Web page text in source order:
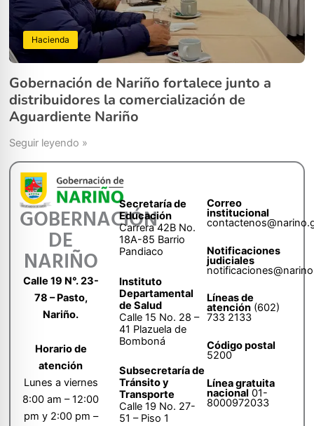
Hacienda
Gobernación de Nariño fortalece junto a
distribuidores la comercialización de
Aguardiente Nariño
Seguir leyendo »
GOBERNACIÓN
DE
NARIÑO
Calle 19 N°. 23-
78 – Pasto,
Nariño.
Horario de
atención
Lunes a viernes
8:00 am – 12:00
pm y 2:00 pm –
Secretaría de
Educación
Carrera 42B No.
18A-85 Barrio
Pandiaco
Instituto
Departamental
de Salud
Calle 15 No. 28 –
41 Plazuela de
Bomboná
Subsecretaría de
Tránsito y
Transporte
Calle 19 No. 27-
51 – Piso 1
Correo
institucional
Notificaciones
judiciales
Líneas de
atención (602)
733 2133
Código postal
5200
Línea gratuita
nacional 01-
8000972033